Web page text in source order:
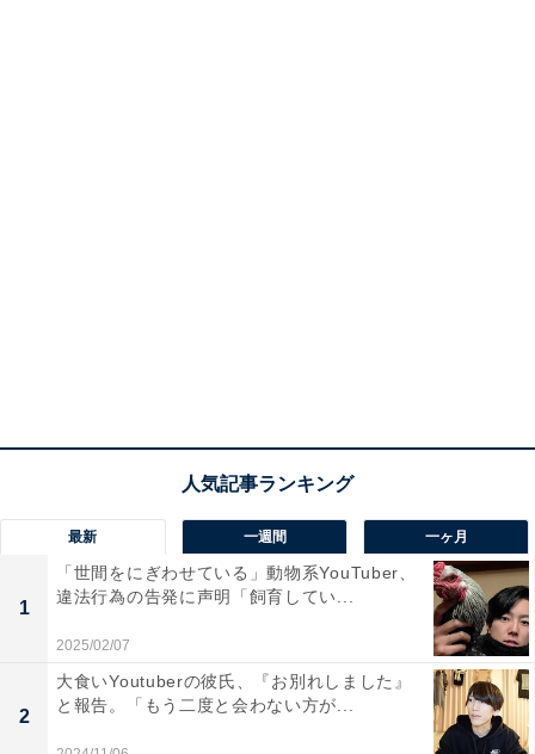
最新 一週間 一ヶ月
1
「世間をにぎわせている」動物系YouTuber、
違法行為の告発に声明「飼育してい...
2025/02/07
2
大食いYoutuberの彼氏、『お別れしました』
と報告。「もう二度と会わない方が...